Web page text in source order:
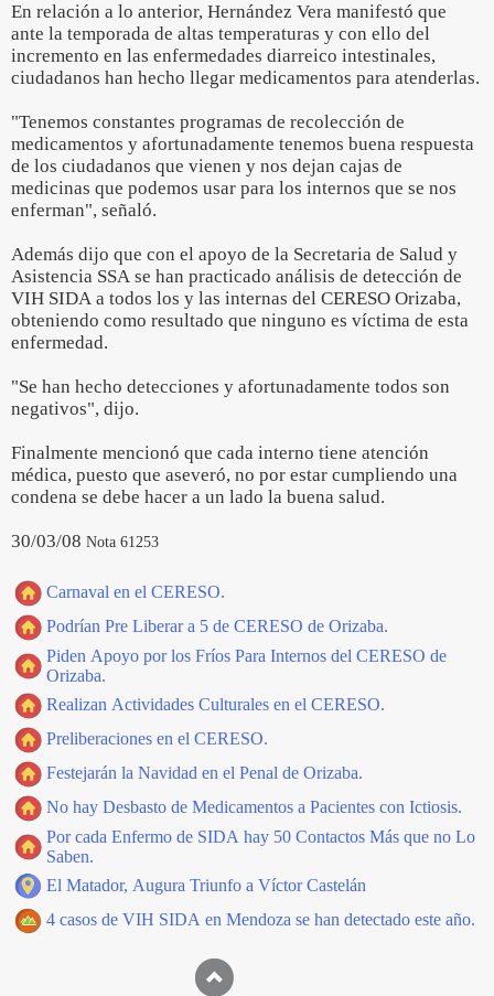
En relación a lo anterior, Hernández Vera manifestó que
ante la temporada de altas temperaturas y con ello del
incremento en las enfermedades diarreico intestinales,
ciudadanos han hecho llegar medicamentos para atenderlas.
"Tenemos constantes programas de recolección de
medicamentos y afortunadamente tenemos buena respuesta
de los ciudadanos que vienen y nos dejan cajas de
medicinas que podemos usar para los internos que se nos
enferman", señaló.
Además dijo que con el apoyo de la Secretaria de Salud y
Asistencia SSA se han practicado análisis de detección de
VIH SIDA a todos los y las internas del CERESO Orizaba,
obteniendo como resultado que ninguno es víctima de esta
enfermedad.
"Se han hecho detecciones y afortunadamente todos son
negativos", dijo.
Finalmente mencionó que cada interno tiene atención
médica, puesto que aseveró, no por estar cumpliendo una
condena se debe hacer a un lado la buena salud.
30/03/08 Nota 61253
Carnaval en el CERESO.
Podrían Pre Liberar a 5 de CERESO de Orizaba.
Piden Apoyo por los Fríos Para Internos del CERESO de
Orizaba.
Realizan Actividades Culturales en el CERESO.
Preliberaciones en el CERESO.
Festejarán la Navidad en el Penal de Orizaba.
No hay Desbasto de Medicamentos a Pacientes con Ictiosis.
Por cada Enfermo de SIDA hay 50 Contactos Más que no Lo
Saben.
El Matador, Augura Triunfo a Víctor Castelán
4 casos de VIH SIDA en Mendoza se han detectado este año.